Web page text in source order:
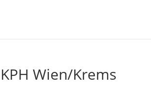
KPH Wien/Krems